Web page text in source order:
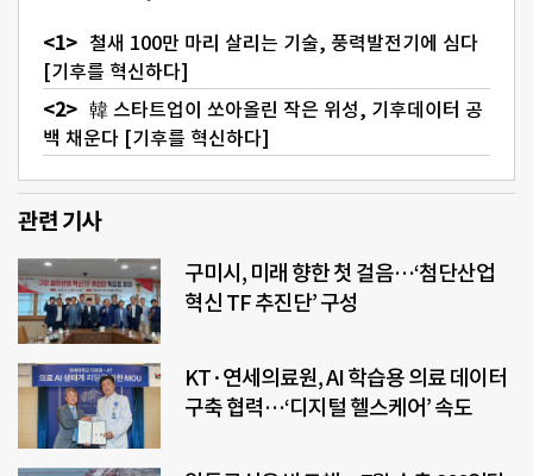
철새 100만 마리 살리는 기술, 풍력발전기에 심다
[기후를 혁신하다]
韓 스타트업이 쏘아올린 작은 위성, 기후데이터 공
백 채운다 [기후를 혁신하다]
관련 기사
구미시, 미래 향한 첫 걸음…‘첨단산업
혁신 TF 추진단’ 구성
KT·연세의료원, AI 학습용 의료 데이터
구축 협력…‘디지털 헬스케어’ 속도